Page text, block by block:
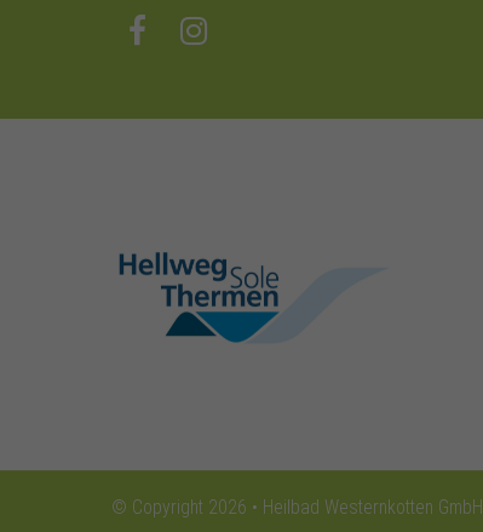
hellweg-sole-
thermen.de
© Copyright 2026 • Heilbad Westernkotten GmbH